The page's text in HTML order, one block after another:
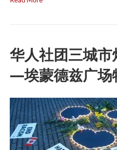
华人社团三城
—埃蒙德兹广场